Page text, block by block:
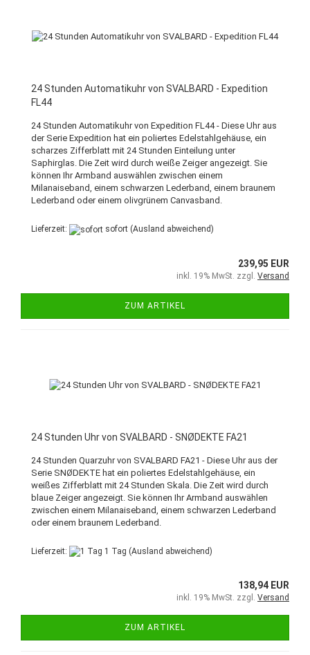
24 Stunden Automatikuhr von SVALBARD - Expedition
FL44
24 Stunden Automatikuhr von Expedition FL44 - Diese Uhr aus
der Serie Expedition hat ein poliertes Edelstahlgehäuse, ein
scharzes Zifferblatt mit 24 Stunden Einteilung unter
Saphirglas. Die Zeit wird durch weiße Zeiger angezeigt. Sie
können Ihr Armband auswählen zwischen einem
Milanaiseband, einem schwarzen Lederband, einem braunem
Lederband oder einem olivgrünem Canvasband.
Lieferzeit: sofort (Ausland abweichend)
239,95 EUR
inkl. 19% MwSt. zzgl. Versand
ZUM ARTIKEL
24 Stunden Uhr von SVALBARD - SNØDEKTE FA21
24 Stunden Quarzuhr von SVALBARD FA21 - Diese Uhr aus der
Serie SNØDEKTE hat ein poliertes Edelstahlgehäuse, ein
weißes Zifferblatt mit 24 Stunden Skala. Die Zeit wird durch
blaue Zeiger angezeigt. Sie können Ihr Armband auswählen
zwischen einem Milanaiseband, einem schwarzen Lederband
oder einem braunem Lederband.
Lieferzeit: 1 Tag (Ausland abweichend)
138,94 EUR
inkl. 19% MwSt. zzgl. Versand
ZUM ARTIKEL